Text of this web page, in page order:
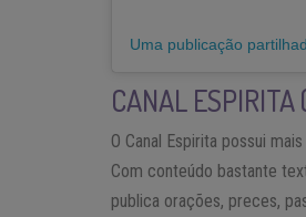
Uma publicação
CANAL
O Canal Espirita possui
Com conteúdo bastante
publica orações, preces,